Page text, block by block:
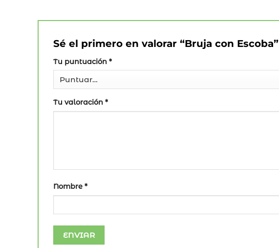
Sé el primero en valorar “Bruja con Escoba”
Tu puntuación *
Tu valoración *
Nombre *